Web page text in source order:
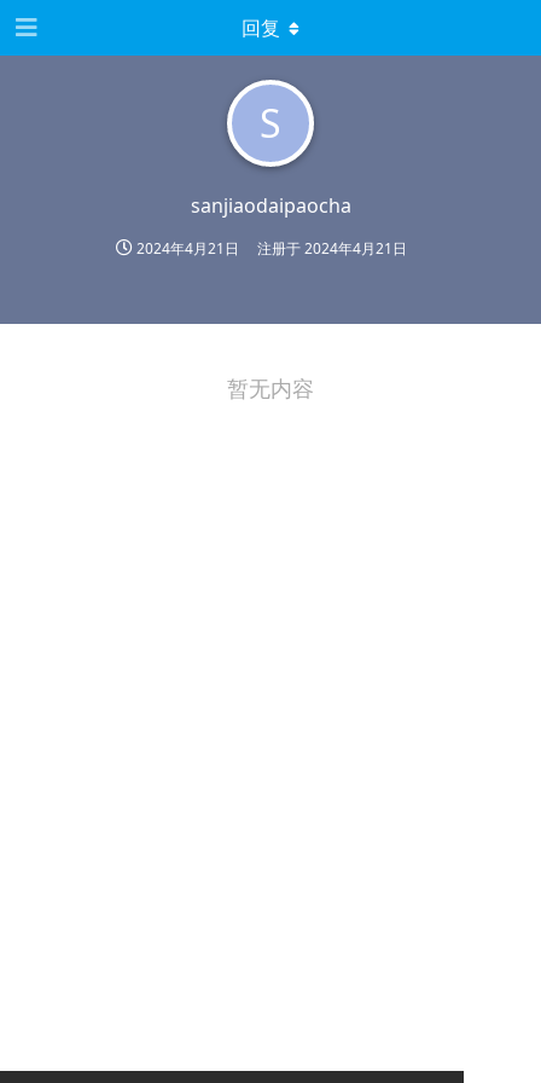
S
sanjiaodaipaocha
2024年4月21日 注册于2024年4月21日
回复
暂无内容